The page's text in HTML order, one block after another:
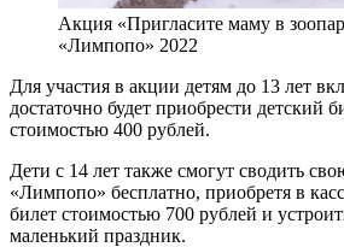
Акция «Пригласите маму в
«Лимпопо» 2022
Для участия в акции детям до 13 лет
достаточно будет приобрести детский
стоимостью 400 рублей.
Дети с 14 лет также смогут сводить
«Лимпопо» бесплатно, приобретя в
билет стоимостью 700 рублей и
маленький праздник.